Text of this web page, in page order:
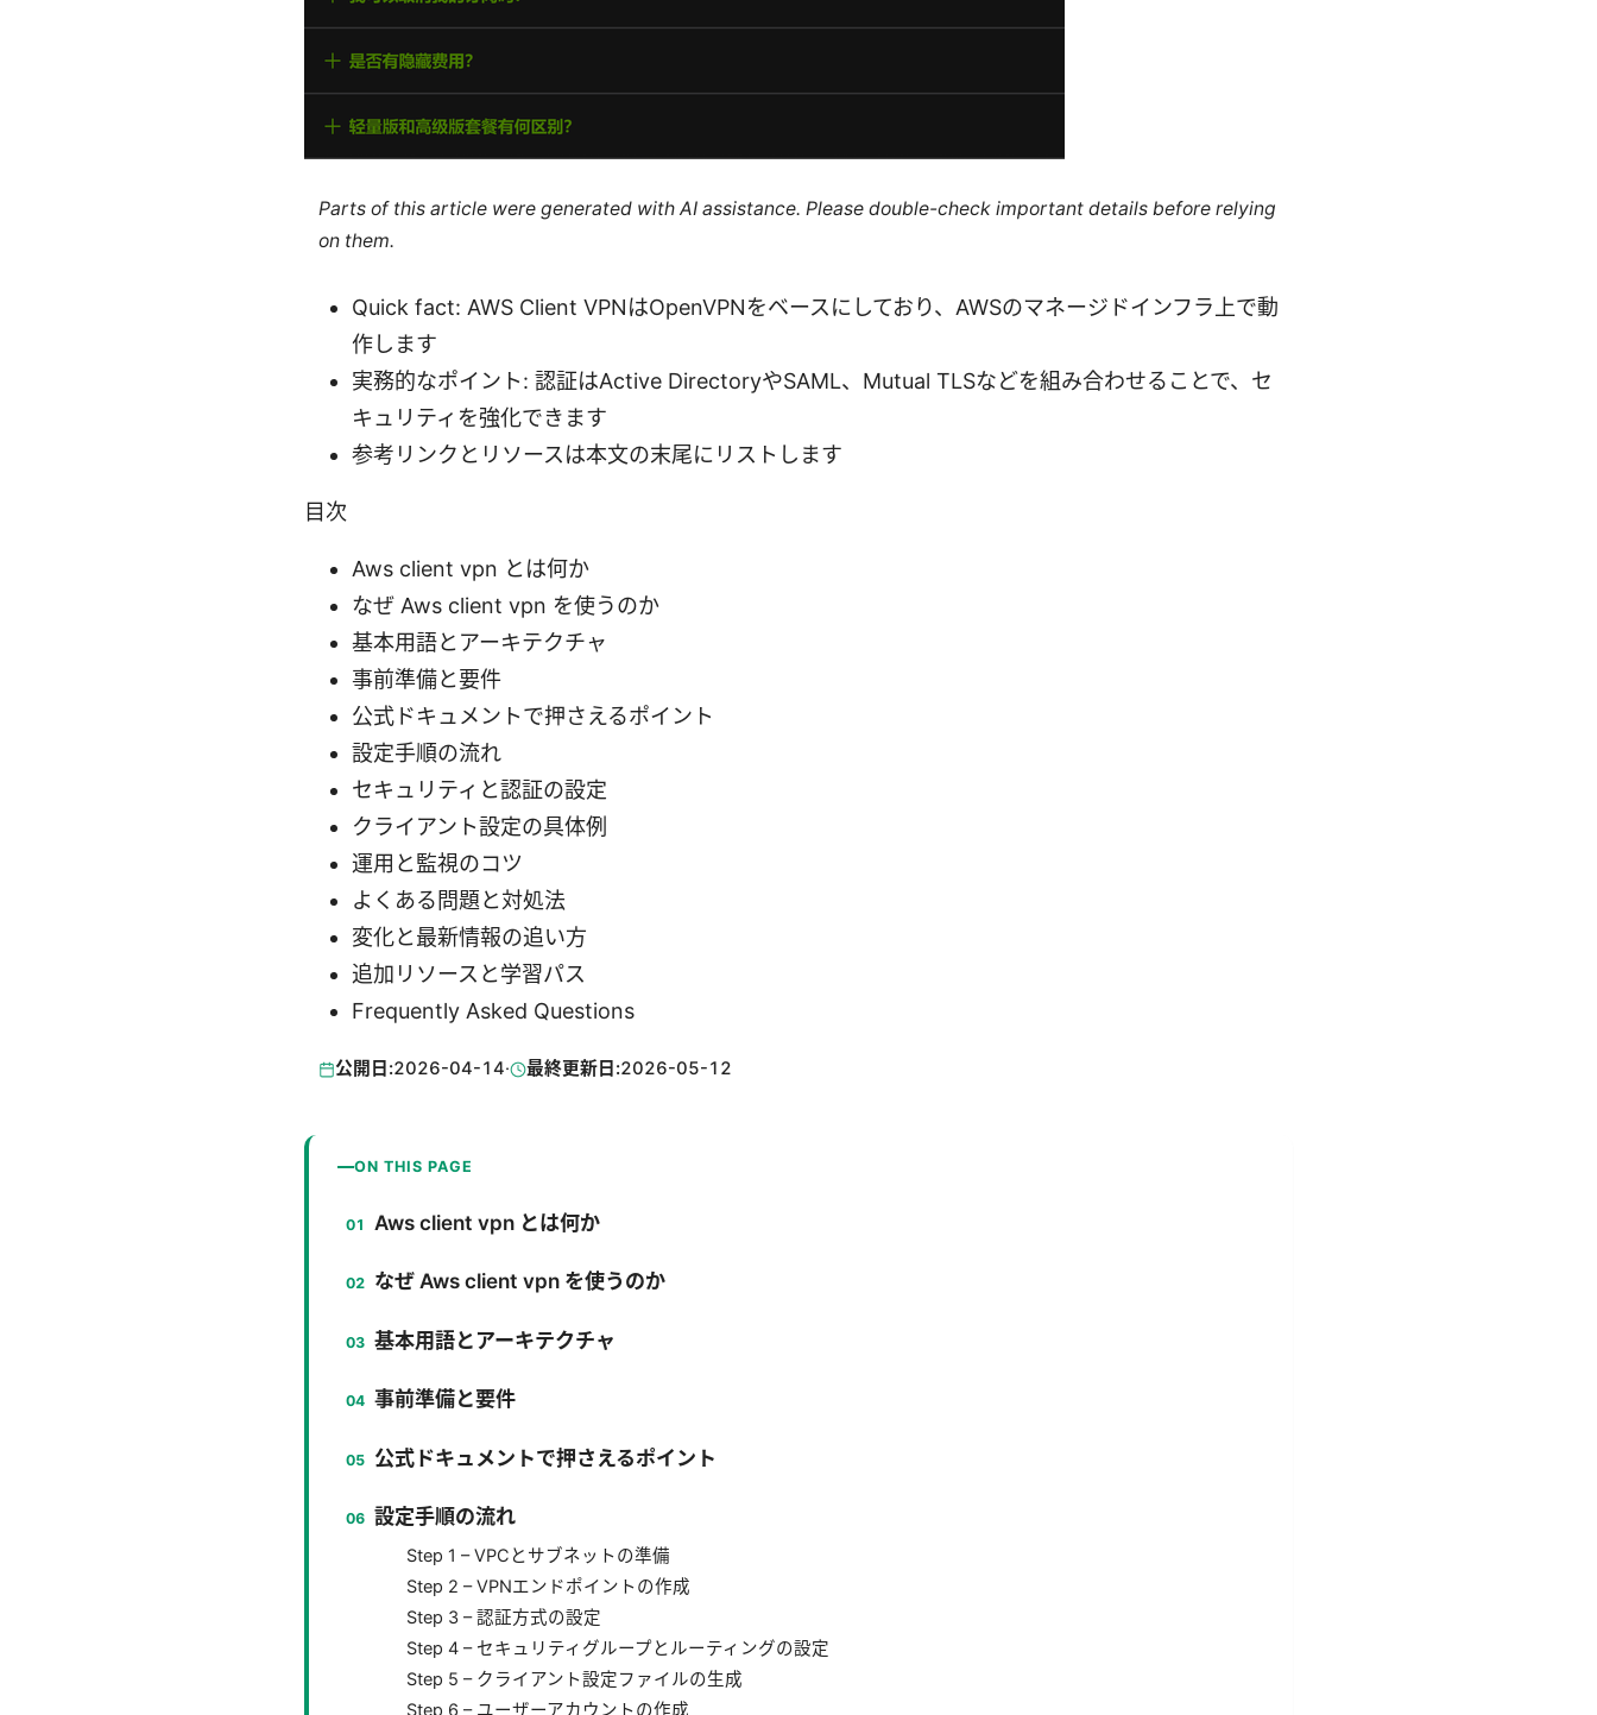
Parts of this article were generated with AI assistance. Please double-check important details before relying
on them.
Quick fact: AWS Client VPNはOpenVPNをベースにしており、AWSのマネージドインフラ上で動
作します
実務的なポイント: 認証はActive DirectoryやSAML、Mutual TLSなどを組み合わせることで、セ
キュリティを強化できます
参考リンクとリソースは本文の末尾にリストします
目次
Aws client vpn とは何か
なぜ Aws client vpn を使うのか
基本用語とアーキテクチャ
事前準備と要件
公式ドキュメントで押さえるポイント
設定手順の流れ
セキュリティと認証の設定
クライアント設定の具体例
運用と監視のコツ
よくある問題と対処法
変化と最新情報の追い方
追加リソースと学習パス
Frequently Asked Questions
公開日:2026-04-14· 最終更新日:2026-05-12
ON THIS PAGE
Aws client vpn とは何か
なぜ Aws client vpn を使うのか
基本用語とアーキテクチャ
事前準備と要件
公式ドキュメントで押さえるポイント
設定手順の流れ
Step 1 – VPCとサブネットの準備
Step 2 – VPNエンドポイントの作成
Step 3 – 認証方式の設定
Step 4 – セキュリティグループとルーティングの設定
Step 5 – クライアント設定ファイルの生成
Step 6 – ユーザーアカウントの作成